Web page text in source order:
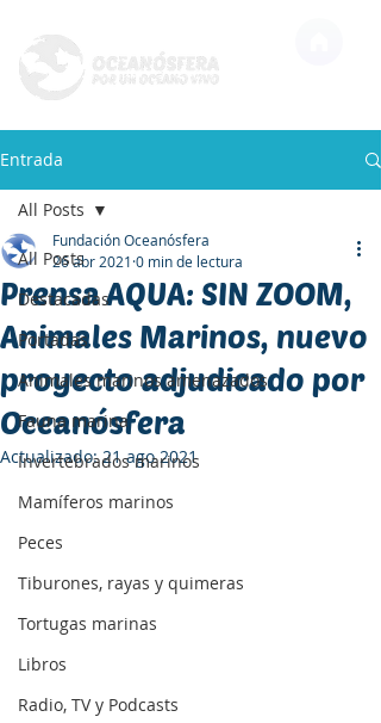
Entrada
All Posts
Destacadas
Portadas
Animales marinos amenazados
Fauna marina
Invertebrados marinos
Mamíferos marinos
Peces
Tiburones, rayas y quimeras
Tortugas marinas
Libros
Radio, TV y Podcasts
All Posts
Prensa AQUA: SIN ZOOM,
Animales Marinos, nuevo
proyecto adjudicado por
Oceanósfera
Fundación Oceanósfera
26 abr 2021 0 min de lectura
Actualizado:21 ago 2021